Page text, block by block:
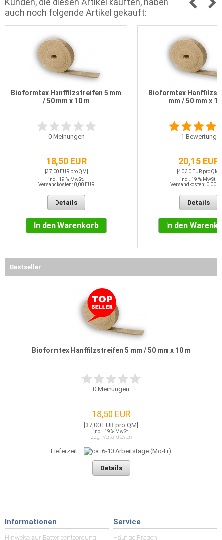
Kunden, die diesen Artikel kauften, haben
auch noch folgende Artikel gekauft:
Bioformtex Hanffilzstreifen 5 mm
/ 50 mm x 10 m
0Meinungen
18,50 EUR
[37,00 EUR pro QM]
incl. 19 % MwSt.
Versandkosten: 0,00 EUR
Details
In den Warenkorb
Bioformtex
mm / 50 mm x
1 Bewertung
20,15 EUR
[40,30 EUR pro QM]
incl. 19 % MwSt.
Versandkosten: 0,00
Details
In den
Bestseller
Bioformtex Hanffilzstreifen 5 mm / 50 mm x 10 m
0 Meinungen
18,50 EUR
[37,00 EUR pro QM]
incl. 19 % MwSt.
zzgl. Versandkosten
Lieferzeit:
Details
Informationen
Hinweise zur Batterieentsorgung
Service
Häufige Fragen